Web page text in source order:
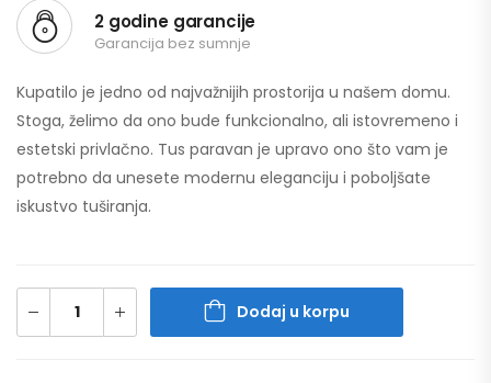
2 godine garancije
Garancija bez sumnje
Kupatilo je jedno od najvažnijih prostorija u našem domu.
Stoga, želimo da ono bude funkcionalno, ali istovremeno i
estetski privlačno. Tus paravan je upravo ono što vam je
potrebno da unesete modernu eleganciju i poboljšate
iskustvo tuširanja.
Dodaj u korpu